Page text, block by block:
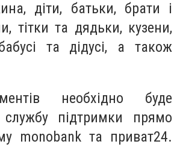
діти, батьки, брати і
тітки та дядьки, кузени,
та дідусі, а також
необхідно буде
підтримки прямо
monobank та приват24.